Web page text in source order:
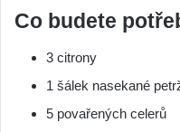
Co budete
3 citrony
1 šálek nasekané
5 povařených celerů